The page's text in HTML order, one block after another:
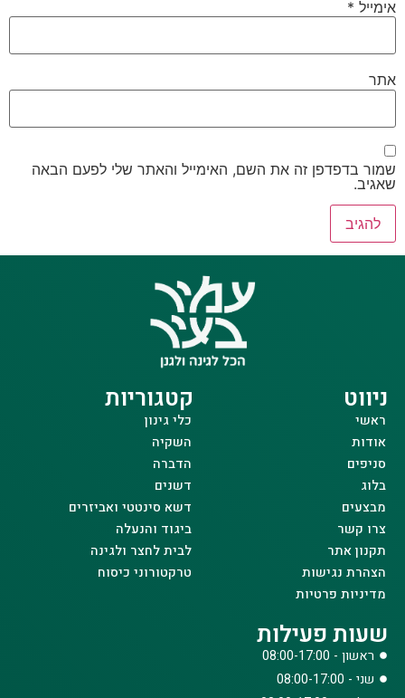
אימייל *
אתר
שמור בדפדפן זה את השם, האימייל והאתר שלי לפעם הבאה
שאגיב.
ניווט
ראשי
אודות
סניפים
בלוג
מבצעים
צרו קשר
תקנון אתר
הצהרת נגישות
מדיניות פרטיות
קטגוריות
כלי גינון
השקיה
הדברה
דשנים
דשא סינטטי ואביזרים
ביגוד והנעלה
לבית לחצר ולגינה
טרקטורוני כיסוח
שעות פעילות
ראשון - 08:00-17:00
שני - 08:00-17:00